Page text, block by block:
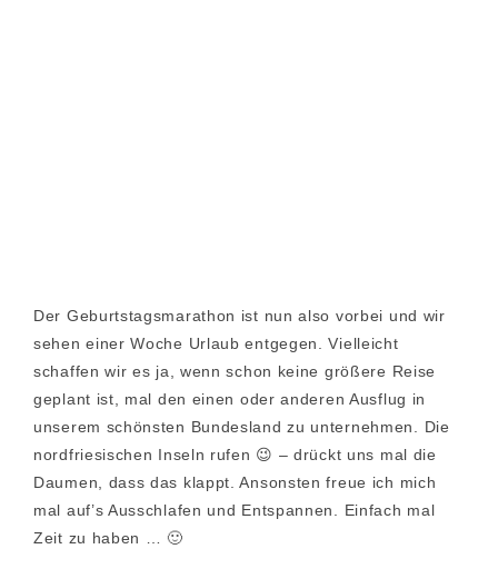
Der Geburtstagsmarathon ist nun also vorbei und wir
sehen einer Woche Urlaub entgegen. Vielleicht
schaffen wir es ja, wenn schon keine größere Reise
geplant ist, mal den einen oder anderen Ausflug in
unserem schönsten Bundesland zu unternehmen. Die
nordfriesischen Inseln rufen 😉 – drückt uns mal die
Daumen, dass das klappt. Ansonsten freue ich mich
mal auf’s Ausschlafen und Entspannen. Einfach mal
Zeit zu haben … 🙂